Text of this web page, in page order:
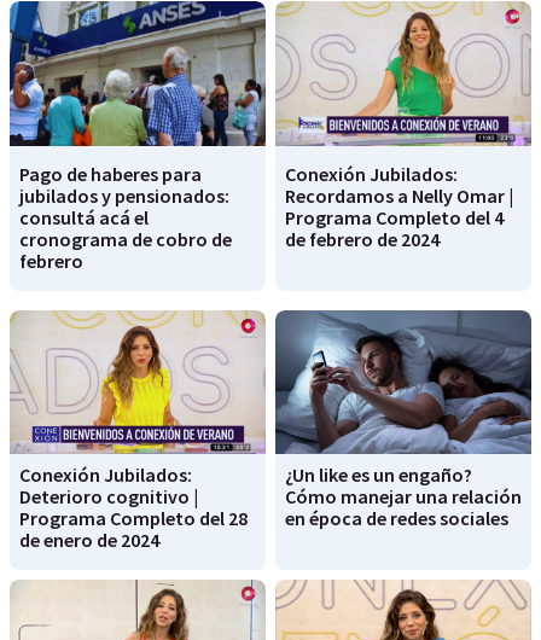
Pago de haberes para
jubilados y pensionados:
consultá acá el
cronograma de cobro de
febrero
Conexión Jubilados:
Recordamos a Nelly Omar |
Programa Completo del 4
de febrero de 2024
Conexión Jubilados:
Deterioro cognitivo |
Programa Completo del 28
de enero de 2024
¿Un like es un engaño?
Cómo manejar una relación
en época de redes sociales